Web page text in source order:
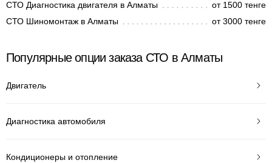
СТО Диагностика двигателя в Алматы
от 1500 тенге
СТО Шиномонтаж в Алматы
от 3000 тенге
Популярные опции заказа СТО в Алматы
Двигатель
Диагностика автомобиля
Кондиционеры и отопление